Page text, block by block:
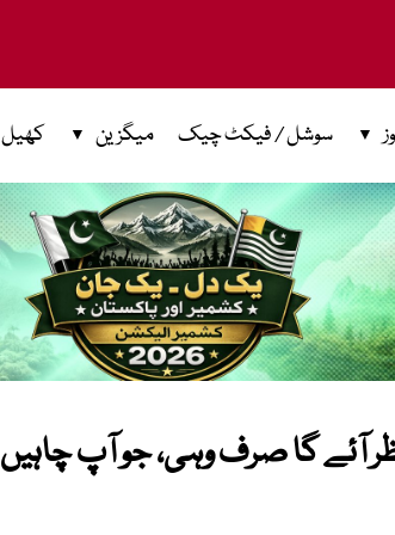
سوشل / فیکٹ چیک میگزین کھیل
آئے گا صرف وہی، جو آپ چاہیں